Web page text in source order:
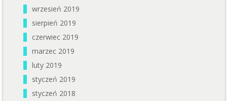
wrzesień 2019
sierpień 2019
czerwiec 2019
marzec 2019
luty 2019
styczeń 2019
styczeń 2018